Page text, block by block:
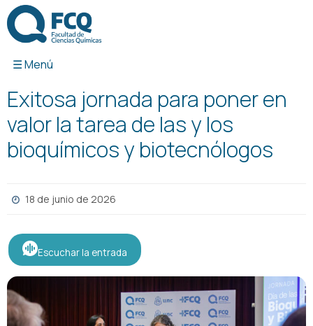
contenido
Exitosa jornada para poner en
valor la tarea de las y los
bioquímicos y biotecnólogos
18 de junio de 2026
Escuchar la entrada